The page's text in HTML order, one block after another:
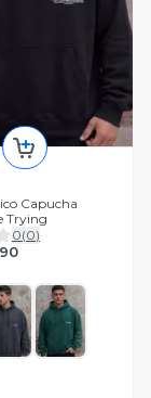
Capucha
Trying
0(0)